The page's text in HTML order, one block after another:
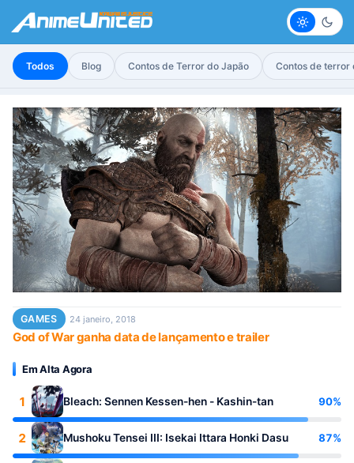
Claro
Todos Blog Contos de Terror do Japão Contos de terror
GAMES 24 janeiro, 2018
God of War ganha data de lançamento e trailer
Em Alta Agora
1 Bleach: Sennen Kessen-hen - Kashin-tan 90%
2 Mushoku Tensei III: Isekai Ittara Honki Dasu 87%